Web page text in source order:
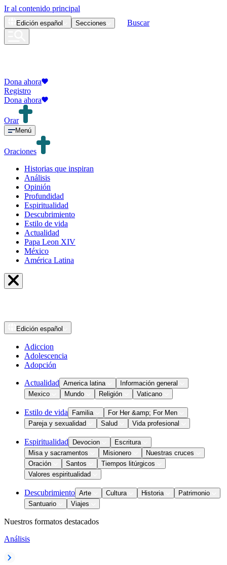
Ir al contenido principal
Edición español Secciones Buscar
Dona ahora
Registro
Dona ahora
Orar
Menú
Oraciones
Historias que inspiran
Análisis
Opinión
Profundidad
Espiritualidad
Descubrimiento
Estilo de vida
Actualidad
Papa Leon XIV
México
América Latina
Edición español
Adiccion
Adolescencia
Adopción
Actualidad America latina
Información general
Mexico
Mundo Religión Vaticano
Estilo de vida Familia
For Her &amp; For Men
Pareja y sexualidad
Salud Vida profesional
Espiritualidad Devocion
Escritura
Misa y sacramentos
Misionero
Nuestras cruces
Oración
Santos
Tiempos litúrgicos
Valores espiritualidad
Descubrimiento Arte Cultura Historia
Patrimonio
Santuario
Viajes
Nuestros formatos destacados
Análisis